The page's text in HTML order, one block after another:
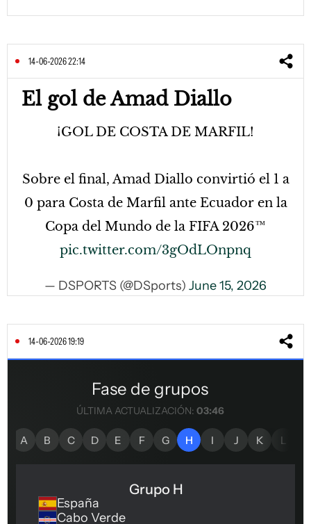
14-06-2026 22:14
El gol de Amad Diallo
¡GOL DE COSTA DE MARFIL!
Sobre el final, Amad Diallo convirtió el 1 a
0 para Costa de Marfil ante Ecuador en la
Copa del Mundo de la FIFA 2026™
pic.twitter.com/3gOdLOnpnq
— DSPORTS (@DSports) June 15, 2026
14-06-2026 19:19